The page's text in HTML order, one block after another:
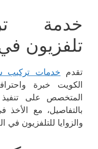
خدمة
تلفزيون
تقدم خدمات تركيب
الكويت خبرة
المتخصص على تنفيذ
بالتفاصيل، مع الأخذ
والزوايا للتلفزيون في